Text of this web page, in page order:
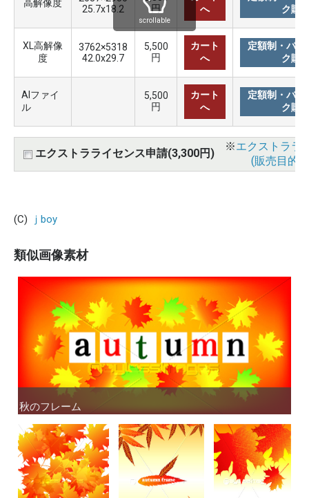
高解像度
25.7x18.2
円
へ
ク購
XL高解像
度
3762×5318
42.0x29.7
5,500
円
カート
へ
定額制・バリ
ク購
AIファイ
ル
5,500
円
カート
へ
定額制・バリ
ク購
エクストラライセンス申請(3,300円)
※エクストララ
(販売目的
scrollable
(C) ｊboy
類似画像素材
秋のフレーム
秋のフレーム